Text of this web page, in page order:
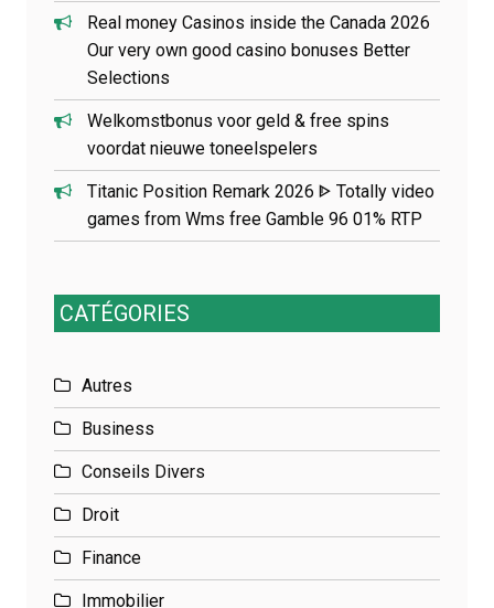
Real money Casinos inside the Canada 2026
Our very own good casino bonuses Better
Selections
Welkomstbonus voor geld & free spins
voordat nieuwe toneelspelers
Titanic Position Remark 2026 ᐈ Totally video
games from Wms free Gamble 96 01% RTP
CATÉGORIES
Autres
Business
Conseils Divers
Droit
Finance
Immobilier